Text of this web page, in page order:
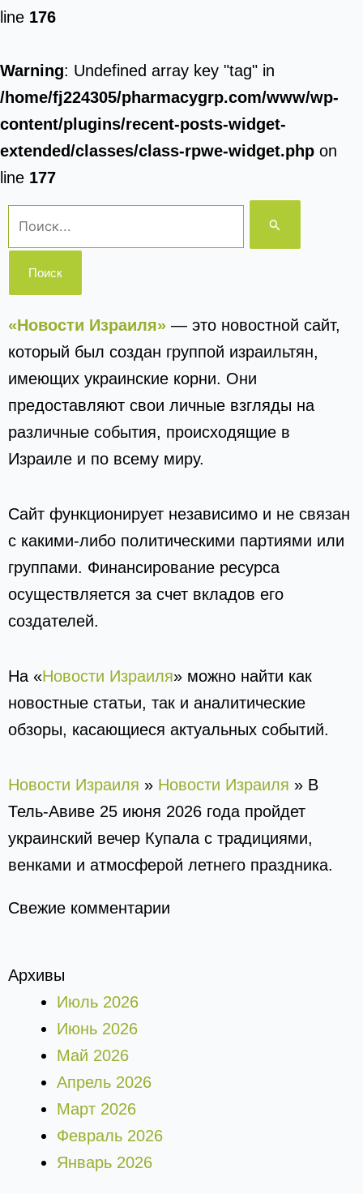
line 176
Warning: Undefined array key "tag" in
/home/fj224305/pharmacygrp.com/www/wp-
content/plugins/recent-posts-widget-
extended/classes/class-rpwe-widget.php on
line 177
Поиск:
«Новости Израиля» — это новостной сайт,
который был создан группой израильтян,
имеющих украинские корни. Они
предоставляют свои личные взгляды на
различные события, происходящие в
Израиле и по всему миру.
Сайт функционирует независимо и не связан
с какими-либо политическими партиями или
группами. Финансирование ресурса
осуществляется за счет вкладов его
создателей.
На «Новости Израиля» можно найти как
новостные статьи, так и аналитические
обзоры, касающиеся актуальных событий.
Новости Израиля » Новости Израиля » В
Тель-Авиве 25 июня 2026 года пройдет
украинский вечер Купала с традициями,
венками и атмосферой летнего праздника.
Свежие комментарии
Архивы
Июль 2026
Июнь 2026
Май 2026
Апрель 2026
Март 2026
Февраль 2026
Январь 2026